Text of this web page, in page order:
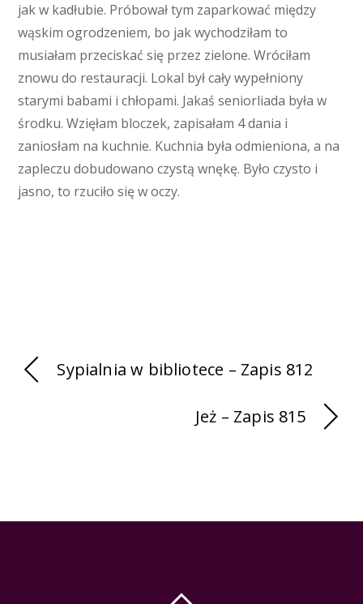
jak w kadłubie. Próbował tym zaparkować między
wąskim ogrodzeniem, bo jak wychodziłam to
musiałam przeciskać się przez zielone. Wróciłam
znowu do restauracji. Lokal był cały wypełniony
starymi babami i chłopami. Jakaś seniorliada była w
środku. Wzięłam bloczek, zapisałam 4 dania i
zaniosłam na kuchnie. Kuchnia była odmieniona, a na
zapleczu dobudowano czystą wnękę. Było czysto i
jasno, to rzuciło się w oczy.
Sypialnia w bibliotece – Zapis 812
Jeż – Zapis 815